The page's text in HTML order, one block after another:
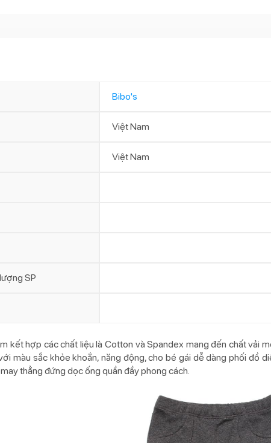
Bibo's
Việt Nam
Việt Nam
SP
kết hợp các chất liệu là Cotton và Spandex mang đến chất vải
màu sắc khỏe khoắn, năng động, cho bé gái dễ dàng phối đồ
thẳng đứng dọc ống quần đầy phong cách.